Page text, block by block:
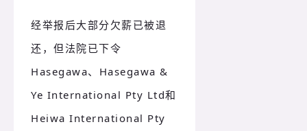
经举报后大部分欠薪已被退
还，但法院已下令
Hasegawa、Hasegawa &
Ye International Pty Ltd和
Heiwa International Pty